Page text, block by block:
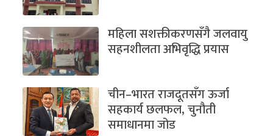
महिला सशक्तीकरणसँगै जलवायु
सहनशीलता अभिवृद्धि प्रयास
चीन–भारत राजदूतसँग ऊर्जा
सहकार्य छलफल, चुनौती
समाधानमा जोड